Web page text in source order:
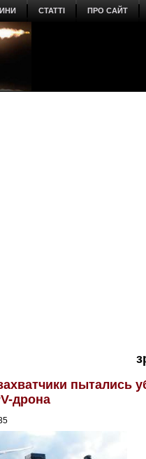
СТАТТІ ПРО САЙТ
пытались
дрона